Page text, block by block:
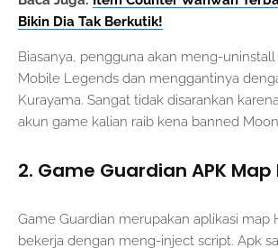
Bikin Dia Tak Berkutik!
Biasanya, pengguna akan meng-
Mobile Legends dan menggantinya
Kurayama. Sangat tidak disarankan
akun game kalian raib kena banned
2. Game Guardian APK Map
Game Guardian merupakan aplikasi map
bekerja dengan meng-inject script. Apk